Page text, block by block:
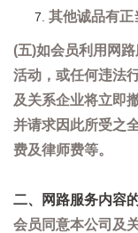
其他诚品有正
(五)如会员利用网
活动，或任何违法
及关系企业将立即
并请求因此所受之
费及律师费等。
二、网路服务内容
会员同意本公司及